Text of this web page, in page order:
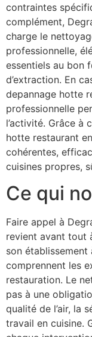
contraintes
complément,
charge le
professionnelle,
essentiels au bon
d’extraction. En
depannage hotte
professionnelle
l’activité. Grâce à
hotte restaurant
cohérentes,
cuisines propres,
Ce qui
Faire appel à
revient avant tout
son établissement
comprennent les
restauration. Le
pas à une
qualité de l’air, la
travail en cuisine.